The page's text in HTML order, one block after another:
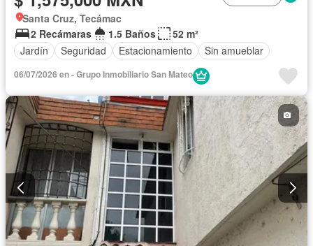
Santa Cruz, Tecámac
2 Recámaras
1.5 Baños
52 m²
Jardín
Seguridad Estacionamiento Sin amueblar
06/07/2026 en - Grupo Inmobiliario San Mateo